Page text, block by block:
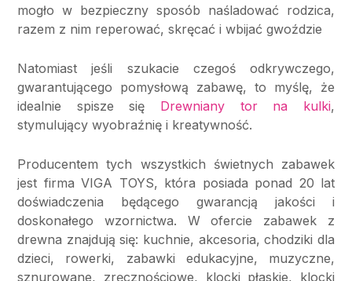
mogło w bezpieczny sposób naśladować rodzica,
razem z nim reperować, skręcać i wbijać gwoździe
Natomiast jeśli szukacie czegoś odkrywczego,
gwarantującego pomysłową zabawę, to myślę, że
idealnie spisze się Drewniany tor na kulki,
stymulujący wyobraźnię i kreatywność.
Producentem tych wszystkich świetnych zabawek
jest firma VIGA TOYS, która posiada ponad 20 lat
doświadczenia będącego gwarancją jakości i
doskonałego wzornictwa. W ofercie zabawek z
drewna znajdują się: kuchnie, akcesoria, chodziki dla
dzieci, rowerki, zabawki edukacyjne, muzyczne,
sznurowane, zręcznościowe, klocki płaskie, klocki